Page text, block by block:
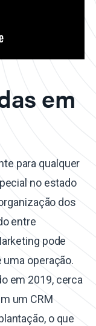
em
para qualquer
no estado
dos
entre
pode
operação.
em 2019, cerca
um CRM
o que